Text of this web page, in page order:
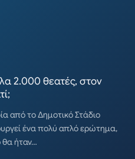
2.000 θεατές, στον
από το Δημοτικό Στάδιο
ένα πολύ απλό ερώτημα,
θα ήταν…